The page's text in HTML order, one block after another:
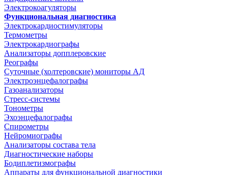
Электрокоагуляторы
Функциональная диагностика
Электрокардиостимуляторы
Термометры
Электрокардиографы
Анализаторы допплеровские
Реографы
Суточные (холтеровские) мониторы АД
Электроэнцефалографы
Газоанализаторы
Стресс-системы
Тонометры
Эхоэнцефалографы
Спирометры
Нейромиографы
Анализаторы состава тела
Диагностические наборы
Бодиплетизмографы
Аппараты для функциональной диагностики